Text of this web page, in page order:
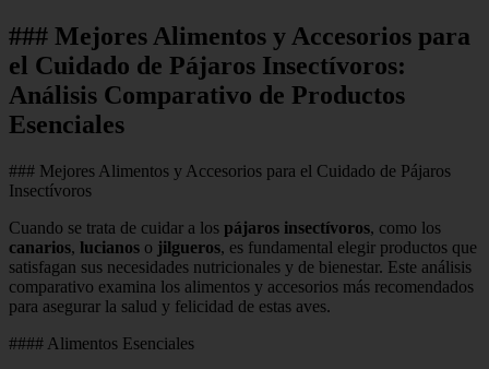
### Mejores Alimentos y Accesorios para
el Cuidado de Pájaros Insectívoros:
Análisis Comparativo de Productos
Esenciales
### Mejores Alimentos y Accesorios para el Cuidado de Pájaros
Insectívoros
Cuando se trata de cuidar a los pájaros insectívoros, como los
canarios, lucianos o jilgueros, es fundamental elegir productos que
satisfagan sus necesidades nutricionales y de bienestar. Este análisis
comparativo examina los alimentos y accesorios más recomendados
para asegurar la salud y felicidad de estas aves.
#### Alimentos Esenciales